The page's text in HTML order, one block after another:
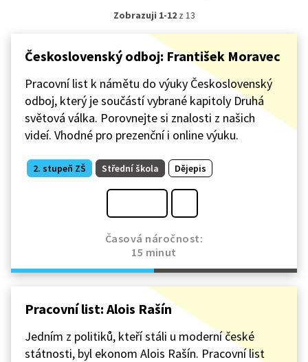
Zobrazuji 1-12z 13
Československý odboj: František Moravec
Pracovní list k námětu do výuky Československý
odboj, který je součástí vybrané kapitoly Druhá
světová válka. Porovnejte si znalosti z našich
videí. Vhodné pro prezenční i online výuku.
2. stupeň ZŠ Střední škola Dějepis
Časová náročnost:
15 minut
Pracovní list: Alois Rašín
Jedním z politiků, kteří stáli u moderní české
státnosti, byl ekonom Alois Rašín. Pracovní list